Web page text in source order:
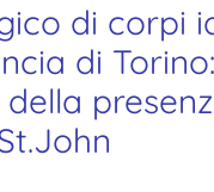
di corpi
di